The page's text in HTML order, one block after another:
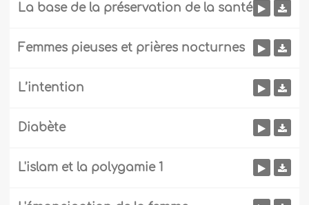
La base de la préservation de la santé
Femmes pieuses et prières nocturnes
L’intention
Diabète
L'islam et la polygamie 1